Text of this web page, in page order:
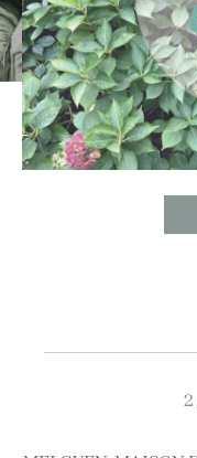
Budget
Budget
Surface